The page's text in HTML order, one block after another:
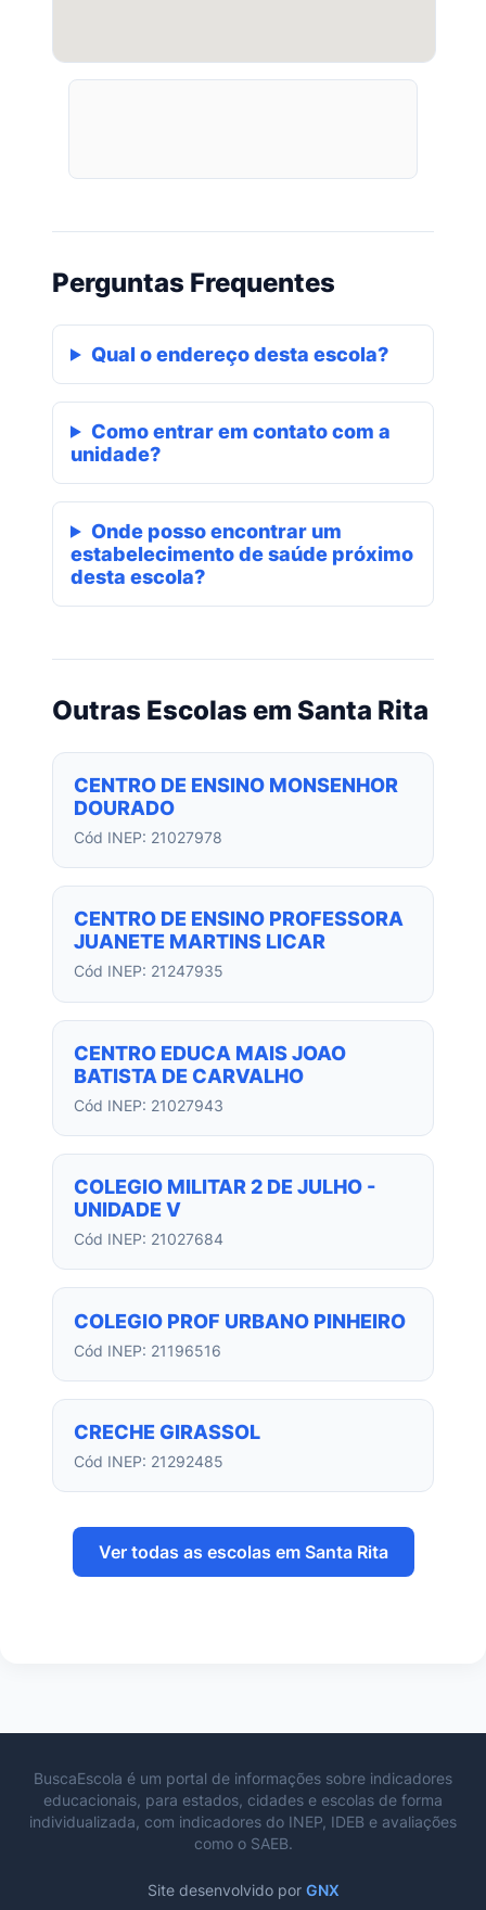
Perguntas Frequentes
Qual o endereço desta escola?
Como entrar em contato com a
unidade?
Onde posso encontrar um
estabelecimento de saúde próximo
desta escola?
Outras Escolas em Santa Rita
CENTRO DE ENSINO MONSENHOR
DOURADO
Cód INEP: 21027978
CENTRO DE ENSINO PROFESSORA
JUANETE MARTINS LICAR
Cód INEP: 21247935
CENTRO EDUCA MAIS JOAO
BATISTA DE CARVALHO
Cód INEP: 21027943
COLEGIO MILITAR 2 DE JULHO -
UNIDADE V
Cód INEP: 21027684
COLEGIO PROF URBANO PINHEIRO
Cód INEP: 21196516
CRECHE GIRASSOL
Cód INEP: 21292485
Ver todas as escolas em Santa Rita
BuscaEscola é um portal de informações sobre indicadores
educacionais, para estados, cidades e escolas de forma
individualizada, com indicadores do INEP, IDEB e avaliações
como o SAEB.
Site desenvolvido por GNX